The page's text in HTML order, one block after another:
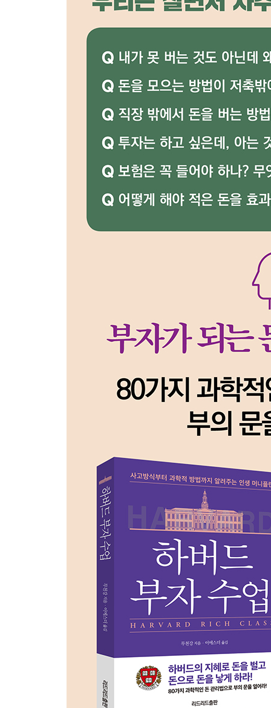
23 간사하게 다가오는 소비자 잉여를 조심하라
24 물건을 살 때는 구매 기준을 분명히 정하라
25 남들이 다 한다면 당신은 하지 마라
26 감당할 수 있는 물고기를 잡아라
28 미래 전망은 당신이 설계하라
PART 05 수입과 지출의 평행을 맞춰라
29 수입에 맞는 지출이 답이다
30 매력적인 구두쇠가 되라
31 계획에 없던 나가는 돈을 막아라
32 지갑을 열 때와 닫을 때를 구분하라
36 황금알이 숨겨진 투자지도를 그려라
37 투기자가 되지 말고 투자자가 되어라
39 폰지 사기는 사라지지 않았다
40 연애하는 것처럼 조화롭게 투자하라
42 안목을 높이면 보물이 보인다
PART 07 주식시장엔 두려움으로 들어서라
43 게임 방식부터 알고 덤벼라
44 파레토의 법칙은 주식시장에서도 통한다
45 주식시장에서 방향을 잃지 마라
46 당신의 촉으로 승부수를 걸지 마라
47 하락장에서 살아남을 방법을 찾아라
48 자금이 묶였을 때 푸는 법은 따로 있다
49 주식투자에서 실수는 반드시 피하라
PART 08 보험, 미래의 안전벨트를 채워라
50 보험도 투자다
51 꼭 들어야 하는 보험이 있다
52 보험은 급한 것부터 들어야 한다
53 보험설계사의 함정판매를 거절하라